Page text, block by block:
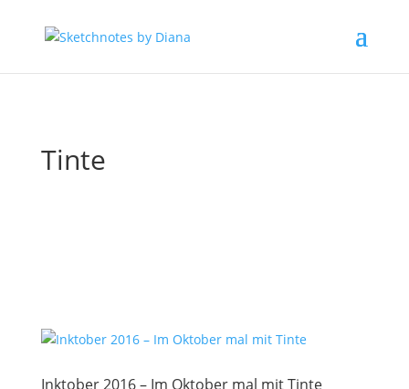
Tinte
Inktober 2016 – Im Oktober mal mit Tinte